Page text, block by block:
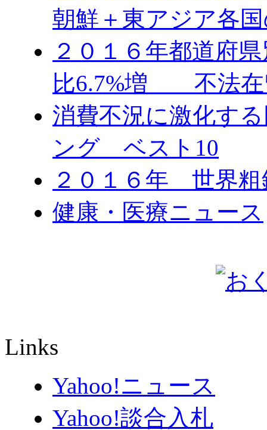
朝鮮＋東アジア各
２０１６年都道府
比6.7%増 不法在
消費不況に激化す
ング ベスト10
２０１６年 世界粗
健康・医療ニュース
Links
Yahoo!ニュース
Yahoo!談合入札